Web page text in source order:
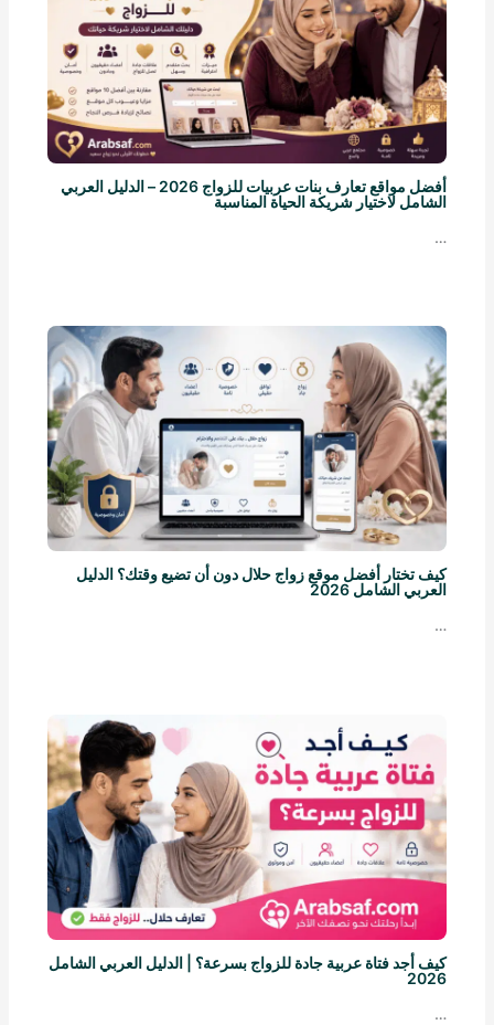
أفضل مواقع تعارف بنات عربيات للزواج 2026 – الدليل العربي
الشامل لاختيار شريكة الحياة المناسبة
…
كيف تختار أفضل موقع زواج حلال دون أن تضيع وقتك؟ الدليل
العربي الشامل 2026
…
كيف أجد فتاة عربية جادة للزواج بسرعة؟ | الدليل العربي الشامل
2026
…